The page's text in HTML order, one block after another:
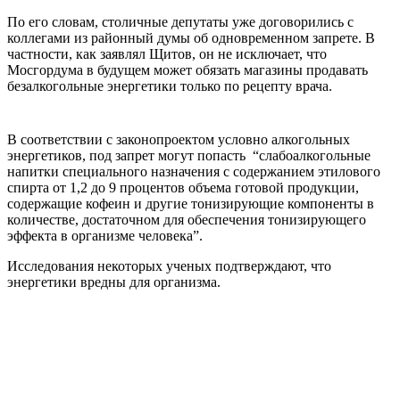
По его словам, столичные депутаты уже договорились с
коллегами из районный думы об одновременном запрете. В
частности, как заявлял Щитов, он не исключает, что
Мосгордума в будущем может обязать магазины продавать
безалкогольные энергетики только по рецепту врача.
В соответствии с законопроектом условно алкогольных
энергетиков, под запрет могут попасть “слабоалкогольные
напитки специального назначения с содержанием этилового
спирта от 1,2 до 9 процентов объема готовой продукции,
содержащие кофеин и другие тонизирующие компоненты в
количестве, достаточном для обеспечения тонизирующего
эффекта в организме человека”.
Исследования некоторых ученых подтверждают, что
энергетики вредны для организма.